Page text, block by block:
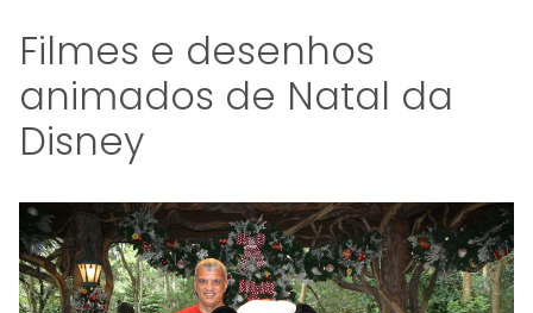
Filmes e desenhos
animados de Natal da
Disney